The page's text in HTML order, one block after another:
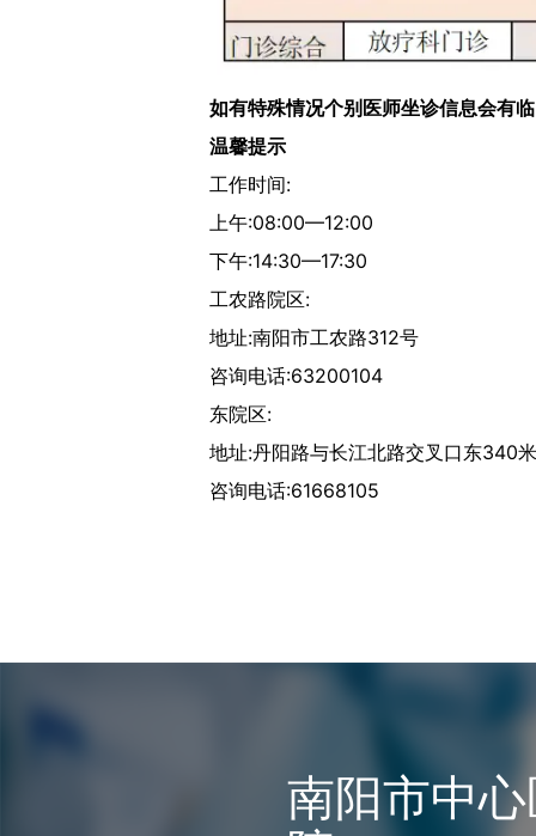
如有特殊情况个别医师坐诊信息会有
温馨提示
工作时间:
上午:08:00—12:00
下午:14:30—17:30
工农路院区:
地址:南阳市工农路312号
咨询电话:63200104
东院区:
地址:丹阳路与长江北路交叉口东340米
咨询电话:61668105
南阳市中